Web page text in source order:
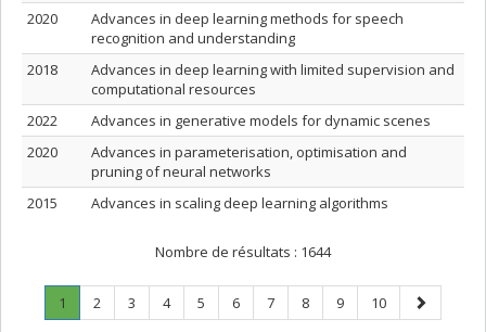
2020
Advances in deep learning methods for speech
recognition and understanding
2018
Advances in deep learning with limited supervision and
computational resources
2022
Advances in generative models for dynamic scenes
2020
Advances in parameterisation, optimisation and
pruning of neural networks
2015
Advances in scaling deep learning algorithms
Nombre de résultats : 1644
Page
1
Page
Page
2 Page
3 Page
4 Page
5 Page
6 Page
7 Page
8 Page
9 Page
10
Page
suivante